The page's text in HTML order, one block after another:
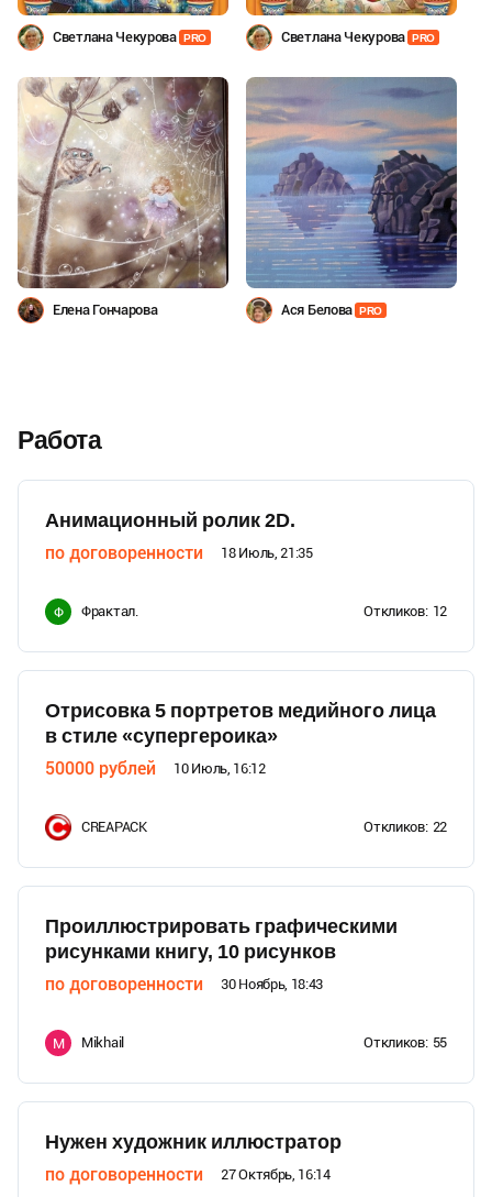
Светлана Чекурова PRO Светлана Чекурова PRO
Елена Гончарова Ася Белова PRO
Работа
Анимационный ролик 2D.
по договоренности 18 Июль, 21:35
Ф Фрактал. Откликов: 12
Отрисовка 5 портретов медийного лица
в стиле «супергероика»
50000 рублей 10 Июль, 16:12
CREAPACK Откликов: 22
Проиллюстрировать графическими
рисунками книгу, 10 рисунков
по договоренности 30 Ноябрь, 18:43
M Mikhail Откликов: 55
Нужен художник иллюстратор
по договоренности 27 Октябрь, 16:14